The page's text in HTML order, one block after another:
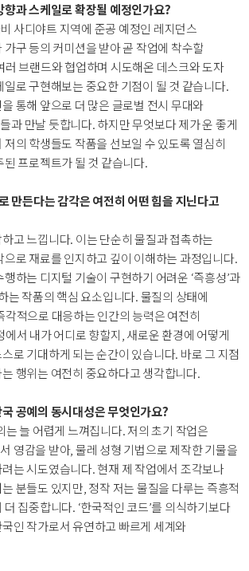
향과 스케일로 확장될 예정인가요?
사디야트 지역에 준공 예정인 레지던스
구 등의 커미션을 받아 곧 작업에 착수할
러 브랜드와 협업하며 시도해온 데스크와 도자
일로 구현해보는 중요한 기점이 될 것 같습니다.
통해 앞으로 더 많은 글로벌 전시 무대와
과 만날 듯합니다. 하지만 무엇보다 제가 운 좋게
의 학생들도 작품을 선보일 수 있도록 열심히
프로젝트가 될 것 같습니다.
만든다는 감각은 여전히 어떤 힘을 지닌다고
고 느낍니다. 이는 단순히 물질과 접촉하는
로 재료를 인지하고 깊이 이해하는 과정입니다.
하는 디지털 기술이 구현하기 어려운 ‘즉흥성’과
는 작품의 핵심 요소입니다. 물질의 상태에
적으로 대응하는 인간의 능력은 여전히
서 내가 어디로 향할지, 새로운 환경에 어떻게
로 기대하게 되는 순간이 있습니다. 바로 그 지점
행위는 여전히 중요하다고 생각합니다.
공예의 동시대성은 무엇인가요?
는 늘 어렵게 느껴집니다. 저의 초기 작업은
영감을 받아, 물레 성형 기법으로 제작한 기물을
는 시도였습니다. 현재 제 작업에서 조각보나
분들도 있지만, 정작 저는 물질을 다루는 즉흥적
집중합니다. ‘한국적인 코드’를 의식하기보다
인 작가로서 유연하고 빠르게 세계와